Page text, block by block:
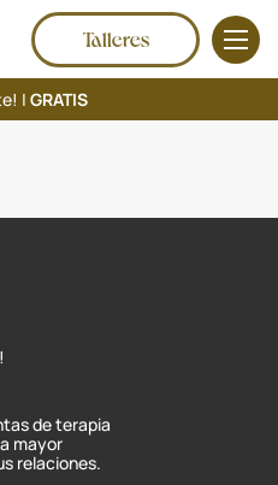
Talleres
| GRATIS
de terapia
mayor
relaciones.